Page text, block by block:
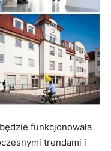
funkcjonowała
trendami i